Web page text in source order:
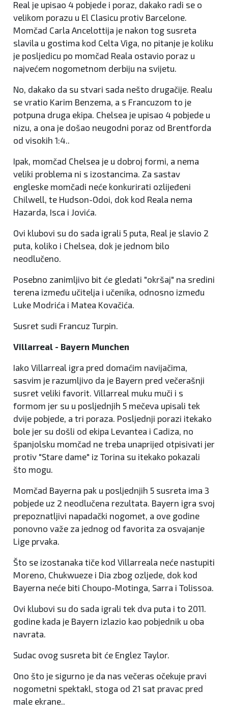
Real je upisao 4 pobjede i poraz, dakako radi se o
velikom porazu u El Clasicu protiv Barcelone.
Momčad Carla Ancelottija je nakon tog susreta
slavila u gostima kod Celta Viga, no pitanje je koliku
je posljedicu po momčad Reala ostavio poraz u
najvećem nogometnom derbiju na svijetu.
No, dakako da su stvari sada nešto drugačije. Realu
se vratio Karim Benzema, a s Francuzom to je
potpuna druga ekipa. Chelsea je upisao 4 pobjede u
nizu, a ona je došao neugodni poraz od Brentforda
od visokih 1:4..
Ipak, momčad Chelsea je u dobroj formi, a nema
veliki problema ni s izostancima. Za sastav
engleske momčadi neće konkurirati ozlijeđeni
Chilwell, te Hudson-Odoi, dok kod Reala nema
Hazarda, Isca i Jovića.
Ovi klubovi su do sada igrali 5 puta, Real je slavio 2
puta, koliko i Chelsea, dok je jednom bilo
neodlučeno.
Posebno zanimljivo bit će gledati "okršaj" na sredini
terena između učitelja i učenika, odnosno između
Luke Modrića i Matea Kovačića.
Susret sudi Francuz Turpin.
Villarreal - Bayern Munchen
Iako Villarreal igra pred domaćim navijačima,
sasvim je razumljivo da je Bayern pred večerašnji
susret veliki favorit. Villarreal muku muči i s
formom jer su u posljednjih 5 mečeva upisali tek
dvije pobjede, a tri poraza. Posljednji porazi itekako
bole jer su došli od ekipa Levantea i Cadiza, no
španjolsku momčad ne treba unaprijed otpisivati jer
protiv "Stare dame" iz Torina su itekako pokazali
što mogu.
Momčad Bayerna pak u posljednjih 5 susreta ima 3
pobjede uz 2 neodlučena rezultata. Bayern igra svoj
prepoznatljivi napadački nogomet, a ove godine
ponovno važe za jednog od favorita za osvajanje
Lige prvaka.
Što se izostanaka tiče kod Villarreala neće nastupiti
Moreno, Chukwueze i Dia zbog ozljede, dok kod
Bayerna neće biti Choupo-Motinga, Sarra i Tolissoa.
Ovi klubovi su do sada igrali tek dva puta i to 2011.
godine kada je Bayern izlazio kao pobjednik u oba
navrata.
Sudac ovog susreta bit će Englez Taylor.
Ono što je sigurno je da nas večeras očekuje pravi
nogometni spektakl, stoga od 21 sat pravac pred
male ekrane..